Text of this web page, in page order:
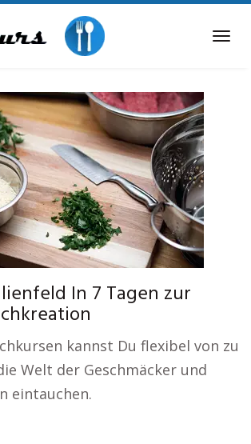
In 7 Tagen zur
kannst Du flexibel von zu
Welt der Geschmäcker und
eintauchen.